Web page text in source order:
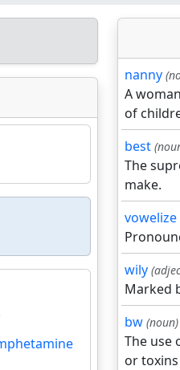
nanny
A
of
best
The
make.
vowelize
wily
Marked
bw (noun)
The use
or